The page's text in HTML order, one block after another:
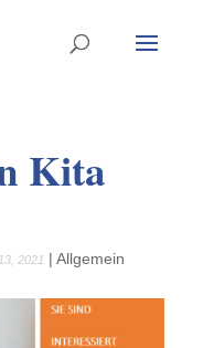
Kita
2021 | Allgemein